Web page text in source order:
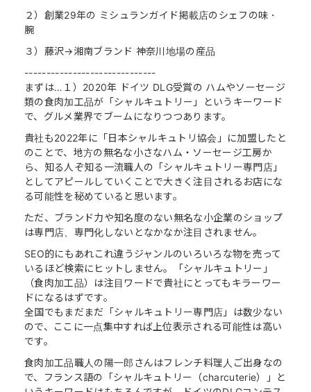
２）創業29年の ミシュランガイド掲載店のシェフの味・
腕
３）藤沢→湘南ブランド 神奈川地場の産品
------------------------------
まずは…１）2020年 ドイツ DLG受賞の ハムやソーセージ
類の食肉加工品が「シャルキュトリー」というキーワード
で、グルメ業界でブームになりつつあります。
貴社も2022年に「日本シャルキュトリ協会」に加盟したと
のことで、地方の無名な小さなハム・ソーセージ工房か
ら、知る人ぞ知る一流職人の「シャルキュトリー専門店」
としてアピールしていくことで大きく注目されるお店にな
る可能性を秘めていると思います。
ただ、ブランド力や知名度のない無名な小企業のショップ
は専門店、専門化しないとなかなか注目されません。
SEO的にもあれこれ違うジャンルのいろいろな物を売って
いるほど検索にヒットしません。「シャルキュトリー」
（食肉加工品）は注目ワードで貴社にとってもキラーワー
ドになるはずです。
全国でもまだまだ「シャルキュトリー専門店」は数少ない
ので、ここに一点集中すれば上位表示される可能性は高い
です。
食肉加工品職人の陽一郎さんはフレンチ料理人ご出身なの
で、フランス語の「シャルキュトリー（charcuterie）」と